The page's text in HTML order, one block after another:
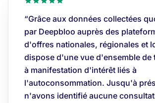
“Grâce aux données collectées
par Deepbloo auprès des
d'offres nationales, régionales et
dispose d'une vue d'ensemble de
à manifestation d'intérêt liés à
l'autoconsommation. Jusqu'à
n'avons identifié aucune